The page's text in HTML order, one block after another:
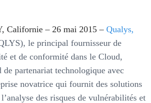
Californie – 26 mai 2015 – Qualys,
le principal fournisseur de
et de conformité dans le Cloud,
de partenariat technologique avec
novatrice qui fournit des solutions
des risques de vulnérabilités et